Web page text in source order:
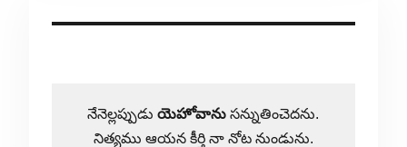
నేనెల్లప్పుడుయెహోవాను సన్నుతించెదను.
నిత్యము ఆయన కీర్తి నా నోట నుండును.